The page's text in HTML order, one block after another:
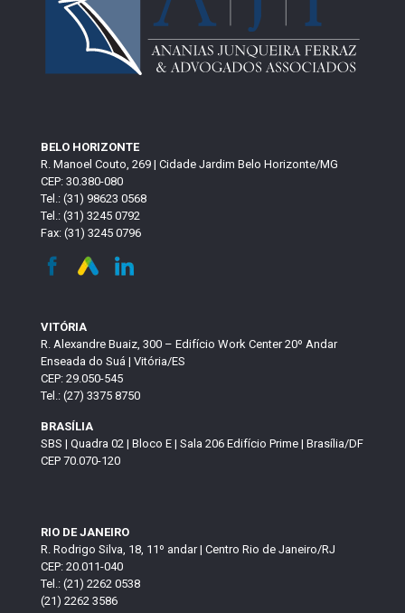
BELO HORIZONTE
R. Manoel Couto, 269 | Cidade Jardim Belo Horizonte/MG
CEP: 30.380-080
Tel.: (31) 98623 0568
Tel.: (31) 3245 0792
Fax: (31) 3245 0796
VITÓRIA
R. Alexandre Buaiz, 300 – Edifício Work Center 20º Andar
Enseada do Suá | Vitória/ES
CEP: 29.050-545
Tel.: (27) 3375 8750
BRASÍLIA
SBS | Quadra 02 | Bloco E | Sala 206 Edifício Prime | Brasília/DF
CEP 70.070-120
RIO DE JANEIRO
R. Rodrigo Silva, 18, 11º andar | Centro Rio de Janeiro/RJ
CEP: 20.011-040
Tel.: (21) 2262 0538
(21) 2262 3586